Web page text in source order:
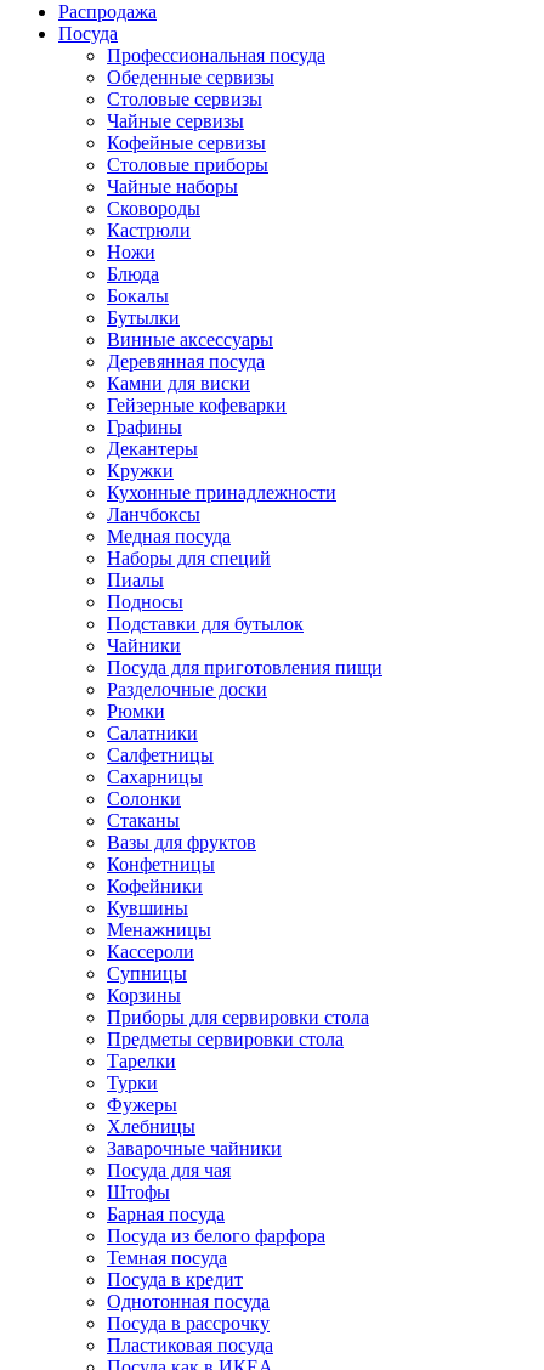
Распродажа
Посуда
Профессиональная посуда
Обеденные сервизы
Столовые сервизы
Чайные сервизы
Кофейные сервизы
Столовые приборы
Чайные наборы
Сковороды
Кастрюли
Ножи
Блюда
Бокалы
Бутылки
Винные аксессуары
Деревянная посуда
Камни для виски
Гейзерные кофеварки
Графины
Декантеры
Кружки
Кухонные принадлежности
Ланчбоксы
Медная посуда
Наборы для специй
Пиалы
Подносы
Подставки для бутылок
Чайники
Посуда для приготовления пищи
Разделочные доски
Рюмки
Салатники
Салфетницы
Сахарницы
Солонки
Стаканы
Вазы для фруктов
Конфетницы
Кофейники
Кувшины
Менажницы
Кассероли
Супницы
Корзины
Приборы для сервировки стола
Предметы сервировки стола
Тарелки
Турки
Фужеры
Хлебницы
Заварочные чайники
Посуда для чая
Штофы
Барная посуда
Посуда из белого фарфора
Темная посуда
Посуда в кредит
Однотонная посуда
Посуда в рассрочку
Пластиковая посуда